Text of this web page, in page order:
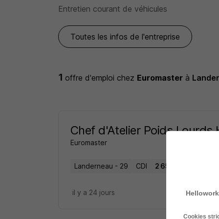
Entretien courant de véhicules
Toutes les infos de l'entreprise
1offre d'emploichez Euromaster à
Chef d'Atelier Poids Lourds
Euromaster
Landerneau - 29 CDI 2 650 - 2 850 € /
il y a 24 jours
Cookies